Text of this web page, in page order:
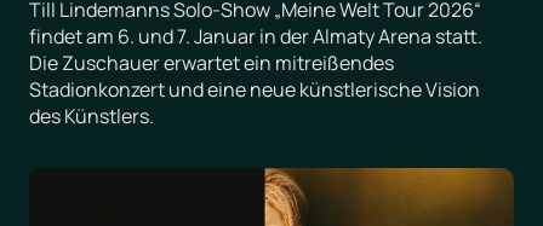
Till Lindemanns Solo-Show „Meine Welt Tour 2026“
findet am 6. und 7. Januar in der Almaty Arena statt.
Die Zuschauer erwartet ein mitreißendes
Stadionkonzert und eine neue künstlerische Vision
des Künstlers.